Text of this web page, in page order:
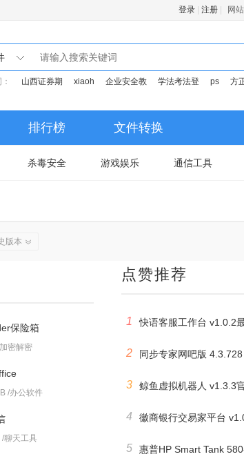
登录 注册 网
山西证券期 xiaoh 企业安全教 学法考法登 ps 方
排行榜 文件转换
杀毒安全 游戏娱乐 通信工具
版本
保险箱
密解密
/办公软件
聊天工具
点赞推荐
1 快语客服工作台 v1.0.2
2 同步专家网吧版 4.3.728
3 鲸鱼虚拟机器人 v1.3.3
4 徽商银行交易家平台
5 惠普HP Smart Tank